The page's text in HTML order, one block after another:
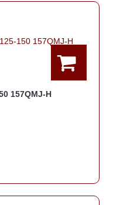
157QMJ-H